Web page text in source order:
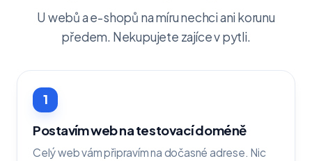
U webů a e-shopů na míru nechci ani korunu
předem. Nekupujete zajíce v pytli.
1
Postavím web na testovací doméně
Celý web vám připravím na dočasné adrese. Nic